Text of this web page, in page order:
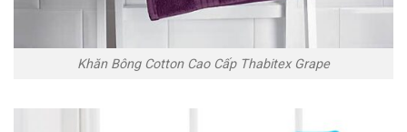
Khăn Bông Cotton Cao Cấp Thabitex Grape